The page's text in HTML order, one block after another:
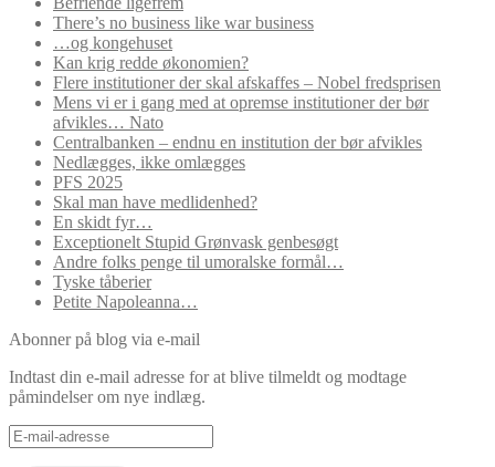
There’s no business like war business
…og kongehuset
Kan krig redde økonomien?
Flere institutioner der skal afskaffes – Nobel fredsprisen
Mens vi er i gang med at opremse institutioner der bør
afvikles… Nato
Centralbanken – endnu en institution der bør afvikles
Nedlægges, ikke omlægges
PFS 2025
Skal man have medlidenhed?
En skidt fyr…
Exceptionelt Stupid Grønvask genbesøgt
Andre folks penge til umoralske formål…
Tyske tåberier
Petite Napoleanna…
Abonner på blog via e-mail
Indtast din e-mail adresse for at blive tilmeldt og modtage
påmindelser om nye indlæg.
E-
mail-